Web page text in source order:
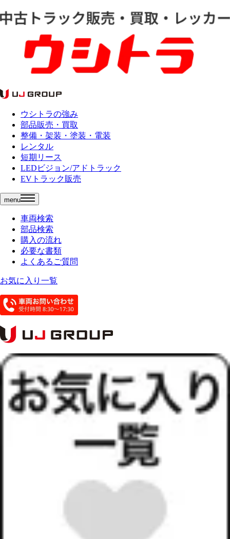
ウシトラの強み
部品販売・買取
整備・架装・塗装・電装
レンタル
短期リース
LEDビジョン/アドトラック
EVトラック販売
menu
車両検索
部品検索
購入の流れ
必要な書類
よくあるご質問
お気に入り一覧